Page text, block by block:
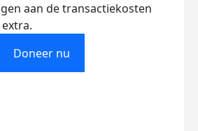
aan de transactiekosten
Doneer nu